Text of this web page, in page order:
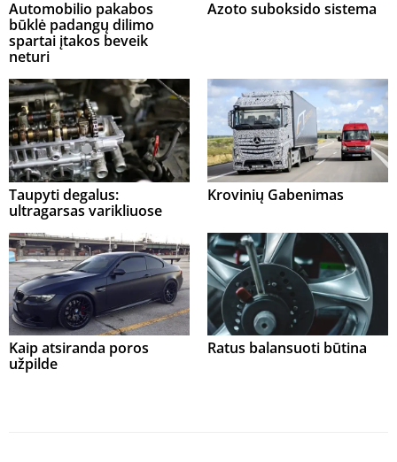
Automobilio pakabos
būklė padangų dilimo
spartai įtakos beveik
neturi
Azoto suboksido sistema
Taupyti degalus:
ultragarsas varikliuose
Krovinių Gabenimas
Kaip atsiranda poros
užpilde
Ratus balansuoti būtina